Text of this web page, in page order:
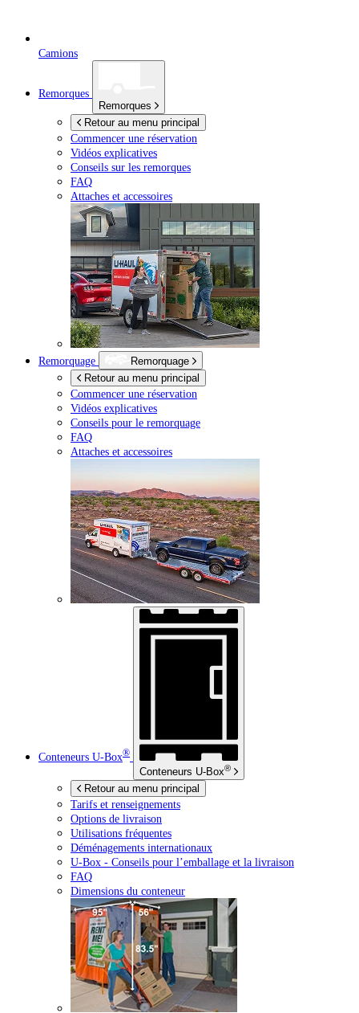
Camions
Remorques
Remorques
Retour au menu principal
Commencer une réservation
Vidéos explicatives
Conseils sur les remorques
FAQ
Attaches et accessoires
Remorquage
Remorquage
Retour au menu principal
Commencer une réservation
Vidéos explicatives
Conseils pour le remorquage
FAQ
Attaches et accessoires
Conteneurs U-Box®
Conteneurs U-Box®
Retour au menu principal
Tarifs et renseignements
Options de livraison
Utilisations fréquentes
Déménagements internationaux
U-Box - Conseils pour l’emballage et la livraison
FAQ
Dimensions du conteneur